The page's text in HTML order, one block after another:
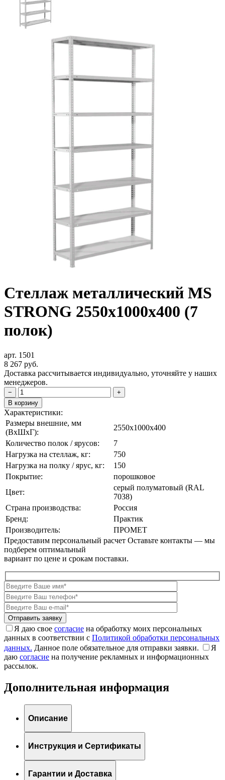
Стеллаж металлический MS
STRONG 2550x1000x400 (7
полок)
арт. 1501
8 267 руб.
Доставка рассчитывается индивидуально, уточняйте у наших
менеджеров.
−
+
В корзину
Характеристики:
Размеры внешние, мм
(ВxШxГ):
2550x1000x400
Количество полок / ярусов:
7
Нагрузка на стеллаж, кг:
750
Нагрузка на полку / ярус, кг:
150
Покрытие:
порошковое
Цвет:
cерый полуматовый (RAL
7038)
Страна производства:
Россия
Бренд:
Практик
Производитель:
ПРОМЕТ
Предоставим персональный расчет Оставьте контакты — мы
подберем оптимальный
вариант по цене и срокам поставки.
Я даю свое согласие на обработку моих персональных
данных в соответствии с Политикой обработки персональных
данных. Данное поле обязательное для отправки заявки.
Я
даю согласие на получение рекламных и информационных
рассылок.
Дополнительная информация
Описание
Инструкция и Сертификаты
Гарантии и Доставка